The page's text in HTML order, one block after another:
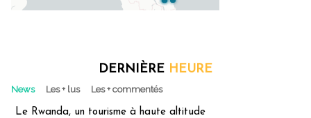
DERNIÈRE HEURE
News Les + lus Les + commentés
Le Rwanda, un tourisme à haute altitude